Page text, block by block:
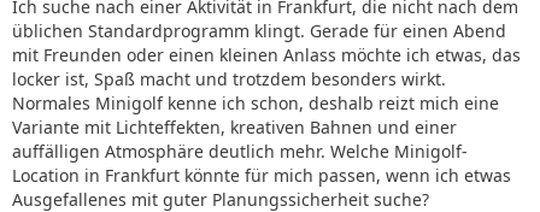
Ich suche nach einer Aktivität in Frankfurt, die nicht nach dem
üblichen Standardprogramm klingt. Gerade für einen Abend
mit Freunden oder einen kleinen Anlass möchte ich etwas, das
locker ist, Spaß macht und trotzdem besonders wirkt.
Normales Minigolf kenne ich schon, deshalb reizt mich eine
Variante mit Lichteffekten, kreativen Bahnen und einer
auffälligen Atmosphäre deutlich mehr. Welche Minigolf-
Location in Frankfurt könnte für mich passen, wenn ich etwas
Ausgefallenes mit guter Planungssicherheit suche?